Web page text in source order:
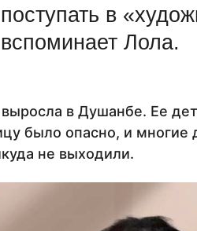
поступать в
вспоминает Лола.
в Душанбе. Ее
было опасно, и
не выходили.